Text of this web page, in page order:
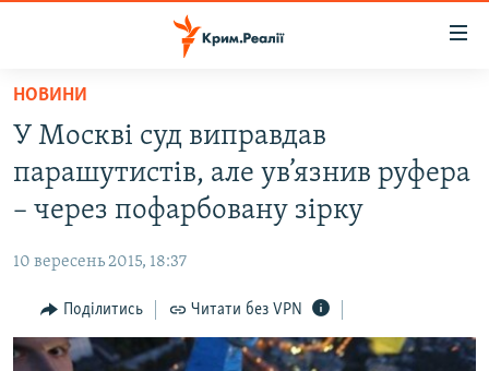
Перейти
основного
матеріалу
Перейти
основної
навігації
Перейти
до
пошуку
ВІДЕО ТА ФОТО
БЛОГИ
ПОГЛЯД
ІНТЕРВ'Ю
НОВИНИ
У Москві суд виправдав
парашутистів, але ув’язнив руфера
– через пофарбовану зірку
10 вересень 2015, 18:37
Поділитись Читати без VPN